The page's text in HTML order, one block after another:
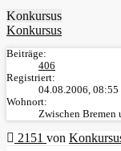
Konkursus
Konkursus
Beiträge:
406
Registriert:
04.08.2006, 08:55
Wohnort:
Zwischen Bremen
2151 von